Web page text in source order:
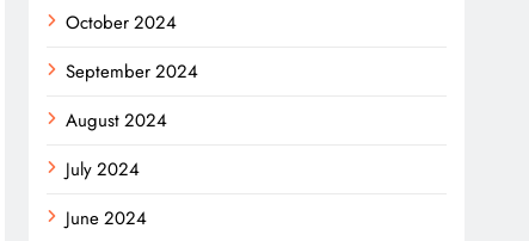
October 2024
September 2024
August 2024
July 2024
June 2024